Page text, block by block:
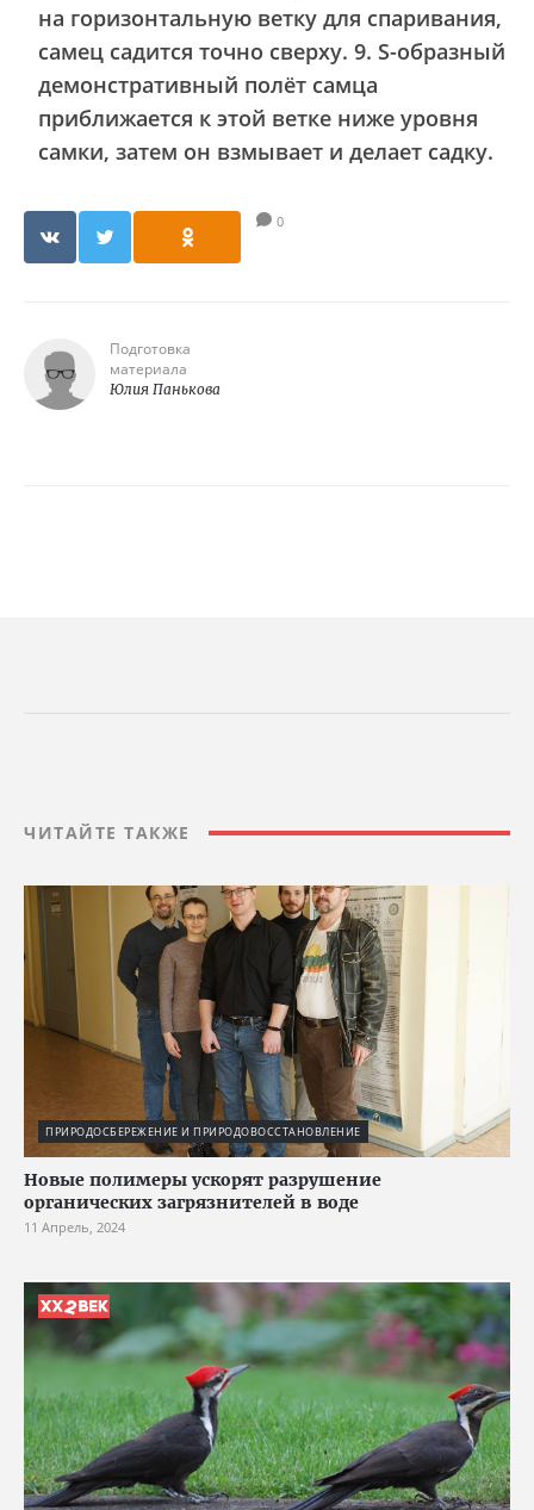
на горизонтальную ветку для спаривания,
самец садится точно сверху. 9. S-образный
демонстративный полёт самца
приближается к этой ветке ниже уровня
самки, затем он взмывает и делает садку.
0
Подготовка
материала
Юлия Панькова
ЧИТАЙТЕ ТАКЖЕ
ПРИРОДОСБЕРЕЖЕНИЕ И ПРИРОДОВОССТАНОВЛЕНИЕ
Новые полимеры ускорят разрушение
органических загрязнителей в воде
11 Апрель, 2024